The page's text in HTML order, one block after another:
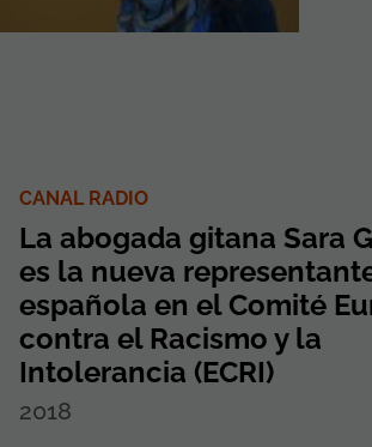
CANAL RADIO
La abogada gitana Sara
es la nueva
española en el Comité
contra el Racismo y la
Intolerancia (ECRI)
2018